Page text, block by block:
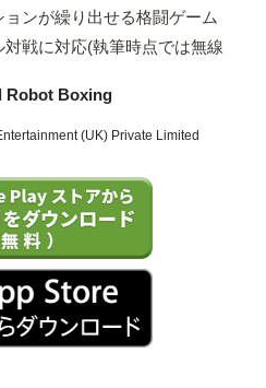
ンが繰り出せる格闘ゲーム
戦に対応(執筆時点では無線
Robot Boxing
(UK) Private Limited